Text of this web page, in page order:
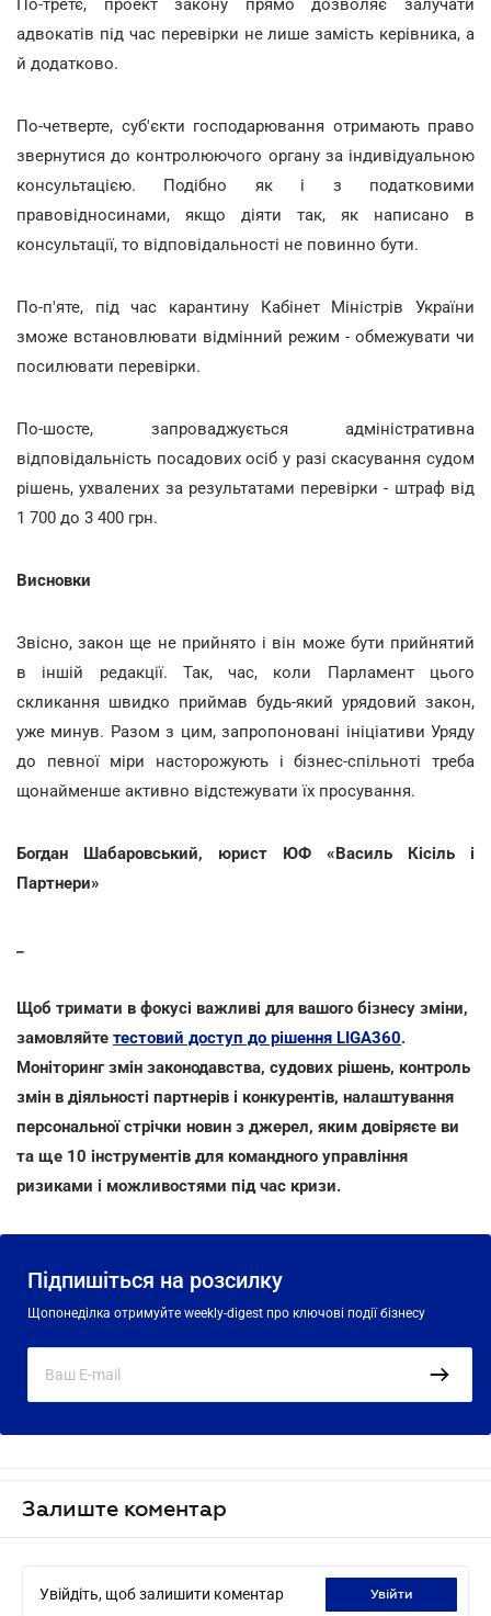
По-третє, проект закону прямо дозволяє залучати
адвокатів під час перевірки не лише замість керівника, а
й додатково.
По-четверте, суб'єкти господарювання отримають право
звернутися до контролюючого органу за індивідуальною
консультацією. Подібно як і з податковими
правовідносинами, якщо діяти так, як написано в
консультації, то відповідальності не повинно бути.
По-п'яте, під час карантину Кабінет Міністрів України
зможе встановлювати відмінний режим - обмежувати чи
посилювати перевірки.
По-шосте, запроваджується адміністративна
відповідальність посадових осіб у разі скасування судом
рішень, ухвалених за результатами перевірки - штраф від
1 700 до 3 400 грн.
Висновки
Звісно, закон ще не прийнято і він може бути прийнятий
в іншій редакції. Так, час, коли Парламент цього
скликання швидко приймав будь-який урядовий закон,
уже минув. Разом з цим, запропоновані ініціативи Уряду
до певної міри насторожують і бізнес-спільноті треба
щонайменше активно відстежувати їх просування.
Богдан Шабаровський, юрист ЮФ «Василь Кісіль і
Партнери»
Щоб тримати в фокусі важливі для вашого бізнесу зміни,
замовляйте тестовий доступ до рішення LIGA360.
Моніторинг змін законодавства, судових рішень, контроль
змін в діяльності партнерів і конкурентів, налаштування
персональної стрічки новин з джерел, яким довіряєте ви
та ще 10 інструментів для командного управління
ризиками і можливостями під час кризи.
Підпишіться на розсилку
Щопонеділка отримуйте weekly-digest про ключові події бізнесу
Залиште коментар
Увійдіть, щоб залишити коментар увійти